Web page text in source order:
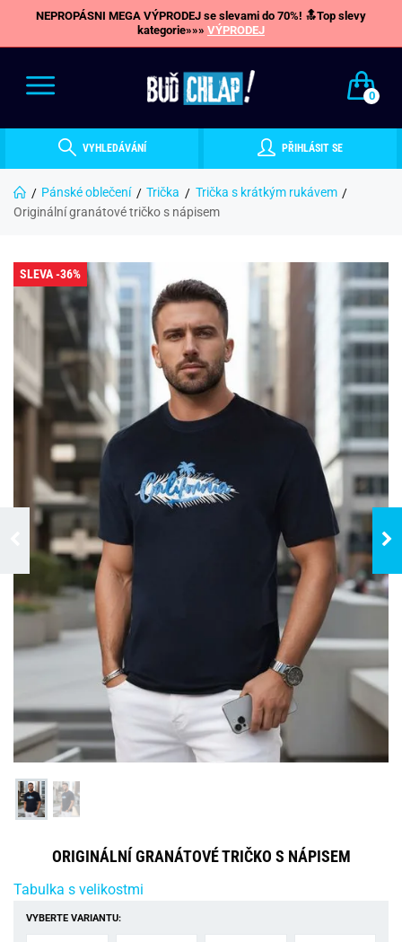
NEPROPÁSNI MEGA VÝPRODEJ se slevami do 70%! 🔝Top slevy
kategorie»»» VÝPRODEJ
0
VYHLEDÁVÁNÍ PŘIHLÁSIT SE
Pánské oblečení Trička
Trička s krátkým rukávem
Originální granátové tričko s nápisem
SLEVA -36%
ORIGINÁLNÍ GRANÁTOVÉ TRIČKO S NÁPISEM
Tabulka s velikostmi
VYBERTE VARIANTU: